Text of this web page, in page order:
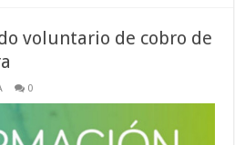
voluntario de cobro de
0